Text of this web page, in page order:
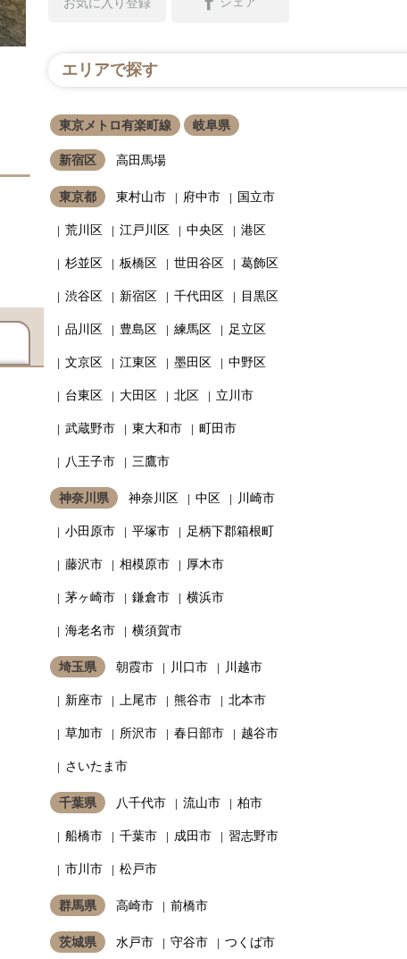
お気に入り登録
エリアで探す
東京メトロ有楽町線 岐阜県
新宿区 高田馬場
東京都 東村山市 府中市 国立市
荒川区 江戸川区 中央区 港区
杉並区 板橋区 世田谷区 葛飾区
渋谷区 新宿区 千代田区 目黒区
品川区 豊島区 練馬区 足立区
文京区 江東区 墨田区 中野区
台東区 大田区 北区 立川市
武蔵野市 東大和市 町田市
八王子市 三鷹市
神奈川県 神奈川区 中区 川崎市
小田原市 平塚市 足柄下郡箱根町
藤沢市 相模原市 厚木市
茅ヶ崎市 鎌倉市 横浜市
海老名市 横須賀市
埼玉県 朝霞市 川口市 川越市
新座市 上尾市 熊谷市 北本市
草加市 所沢市 春日部市 越谷市
さいたま市
千葉県 八千代市 流山市 柏市
船橋市 千葉市 成田市 習志野市
市川市 松戸市
群馬県 高崎市 前橋市
茨城県 水戸市 守谷市 つくば市